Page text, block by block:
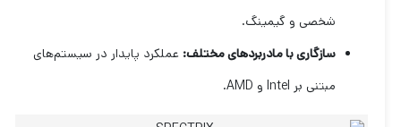
شخصی و گیمینگ.
سازگاری با مادربردهای مختلف:عملکرد پایدار در سیستم‌های
مبتنی بر Intel و AMD.